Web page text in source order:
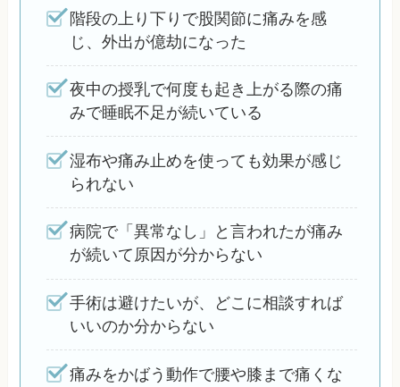
階段の上り下りで股関節に痛みを感
じ、外出が億劫になった
夜中の授乳で何度も起き上がる際の痛
みで睡眠不足が続いている
湿布や痛み止めを使っても効果が感じ
られない
病院で「異常なし」と言われたが痛み
が続いて原因が分からない
手術は避けたいが、どこに相談すれば
いいのか分からない
痛みをかばう動作で腰や膝まで痛くな